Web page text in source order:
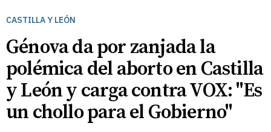
CASTILLA Y LEÓN
Génova da por zanjada la
polémica del aborto en Castilla
y León y carga contra VOX: "Es
un chollo para el Gobierno"